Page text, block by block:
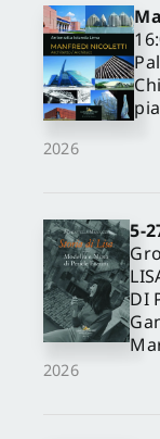
2026
2026
5-
DI